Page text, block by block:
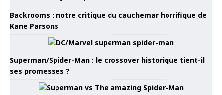
Backrooms : notre critique du cauchemar horrifique de
Kane Parsons
Superman/Spider-Man : le crossover historique tient-il
ses promesses ?